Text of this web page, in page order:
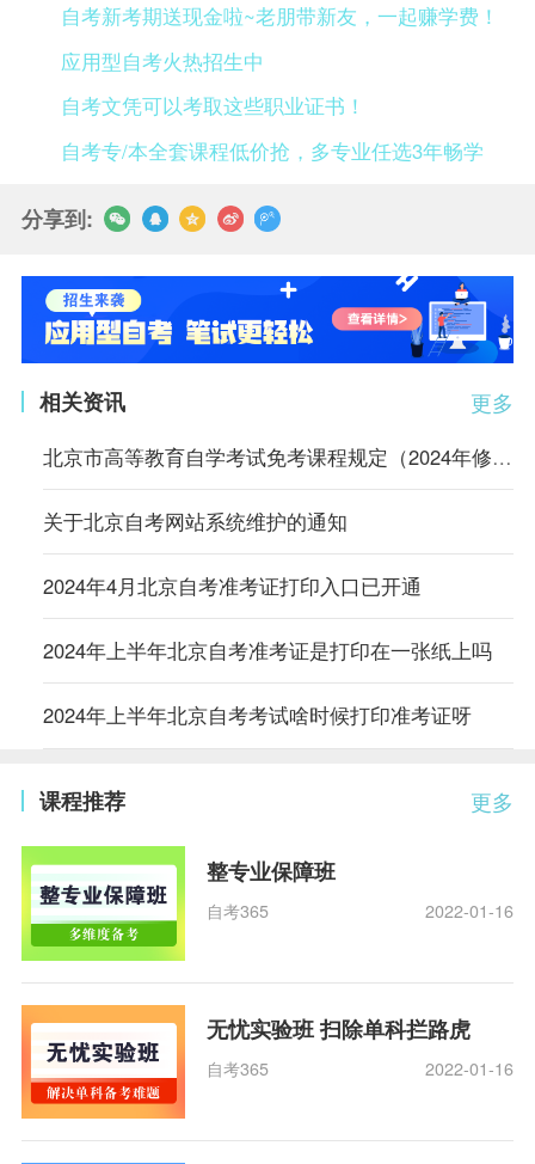
自考新考期送现金啦~老朋带新友，一起赚学费！
应用型自考火热招生中
自考文凭可以考取这些职业证书！
自考专/本全套课程低价抢，多专业任选3年畅学
分享到:
更多
相关资讯
北京市高等教育自学考试免考课程规定（2024年修订）
关于北京自考网站系统维护的通知
2024年4月北京自考准考证打印入口已开通
2024年上半年北京自考准考证是打印在一张纸上吗
2024年上半年北京自考考试啥时候打印准考证呀
更多
课程推荐
整专业保障班
自考365 2022-01-16
无忧实验班 扫除单科拦路虎
自考365 2022-01-16